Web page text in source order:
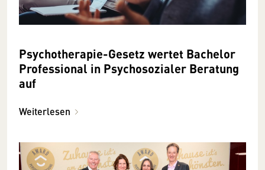
Psychotherapie-Gesetz wertet Bachelor
Professional in Psychosozialer Beratung
auf
Weiterlesen